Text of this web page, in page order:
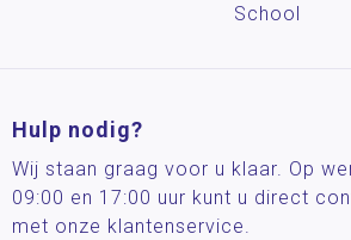
School
Hulp nodig?
Wij staan graag voor u klaar. Op
09:00 en 17:00 uur kunt u direct
met onze klantenservice.